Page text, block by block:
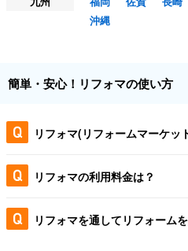
沖縄
簡単・安心！リフォマの使い方
リフォマ(リフォームマーケッ
リフォマの利用料金は？
リフォマを通してリフォーム